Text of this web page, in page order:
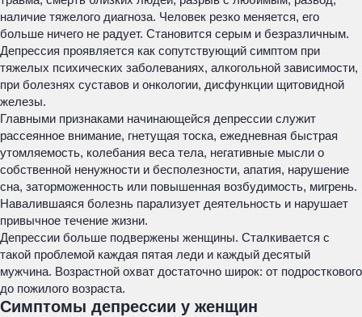
наличие тяжелого диагноза. Человек резко меняется, его
больше ничего не радует. Становится серым и безразличным.
Депрессия проявляется как сопутствующий симптом при
тяжелых психических заболеваниях, алкогольной зависимости,
при болезнях суставов и онкологии, дисфункции щитовидной
железы.
Главными признаками начинающейся депрессии служит
рассеянное внимание, гнетущая тоска, ежедневная быстрая
утомляемость, колебания веса тела, негативные мысли о
собственной ненужности и бесполезности, апатия, нарушение
сна, заторможенность или повышенная возбудимость, мигрень.
Навалившаяся болезнь парализует деятельность и нарушает
привычное течение жизни.
Депрессии больше подвержены женщины. Сталкивается с
такой проблемой каждая пятая леди и каждый десятый
мужчина. Возрастной охват достаточно широк: от подросткового
до пожилого возраста.
Симптомы депрессии у женщин